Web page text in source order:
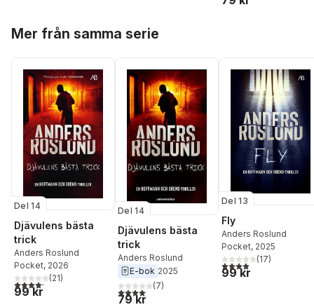
Mer från samma serie
Del 14
Djävulens bästa
trick
Anders Roslund
Pocket, 2026
4,2utav 5 stjärnor. Totalt antal röster:
(21)
99 kr
Del 14
Djävulens bästa
trick
Anders Roslund
E-bok 2025
4,1utav 5 stjärnor. Totalt antal röster:
(7)
79 kr
Del 13
Fly
Anders Roslund
Pocket, 2025
3,9utav 5 stjärnor.
(17)
99 kr